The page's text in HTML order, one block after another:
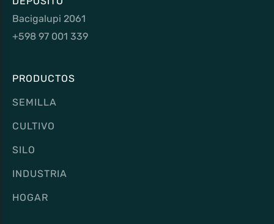
Bacigalupi 2061
+598 97 001 339
PRODUCTOS
SEMILLA
CULTIVO
SILO
INDUSTRIA
HOGAR